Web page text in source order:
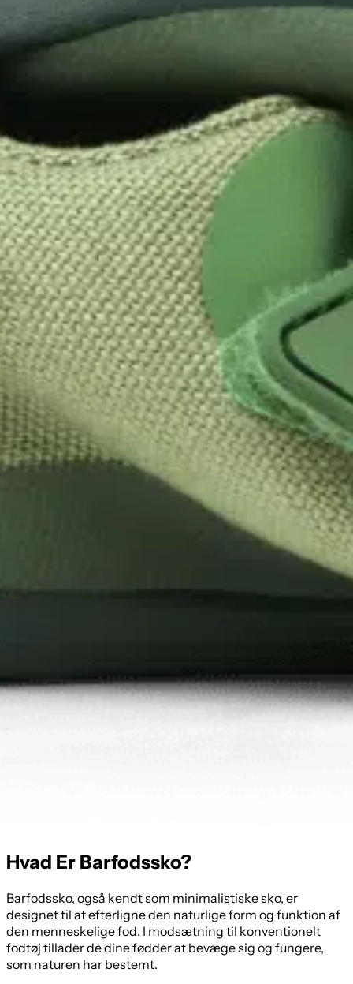
Hvad Er Barfodssko?
Barfodssko, også kendt som minimalistiske sko, er
designet til at efterligne den naturlige form og funktion af
den menneskelige fod. I modsætning til konventionelt
fodtøj tillader de dine fødder at bevæge sig og fungere,
som naturen har bestemt.